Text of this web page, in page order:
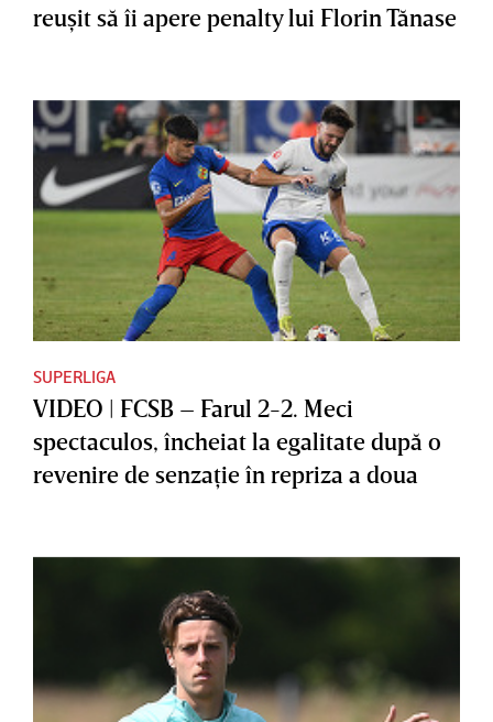
reuşit să îi apere penalty lui Florin Tănase
SUPERLIGA
VIDEO | FCSB – Farul 2-2. Meci
spectaculos, încheiat la egalitate după o
revenire de senzaţie în repriza a doua